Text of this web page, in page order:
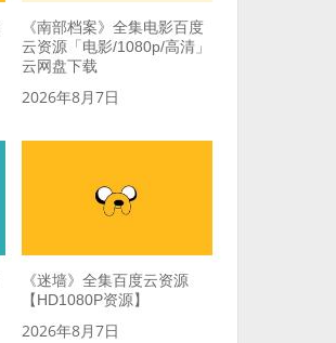
《南部档案》全集电影百度
云资源「电影/1080p/高清」
云网盘下载
2026年8月7日
《迷墙》全集百度云资源
【HD1080P资源】
2026年8月7日